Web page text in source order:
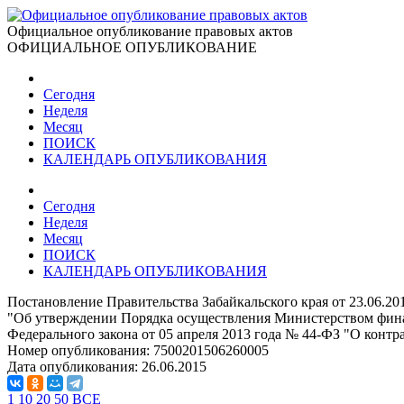
Официальное опубликование правовых актов
ОФИЦИАЛЬНОЕ ОПУБЛИКОВАНИЕ
Сегодня
Неделя
Месяц
ПОИСК
КАЛЕНДАРЬ ОПУБЛИКОВАНИЯ
Сегодня
Неделя
Месяц
ПОИСК
КАЛЕНДАРЬ ОПУБЛИКОВАНИЯ
Постановление Правительства Забайкальского края от
"Об утверждении Порядка осуществления Министерством
Федерального закона от 05 апреля 2013 года № 44-ФЗ "О
Номер опубликования: 7500201506260005
Дата опубликования: 26.06.2015
1 10 20 50 ВСЕ